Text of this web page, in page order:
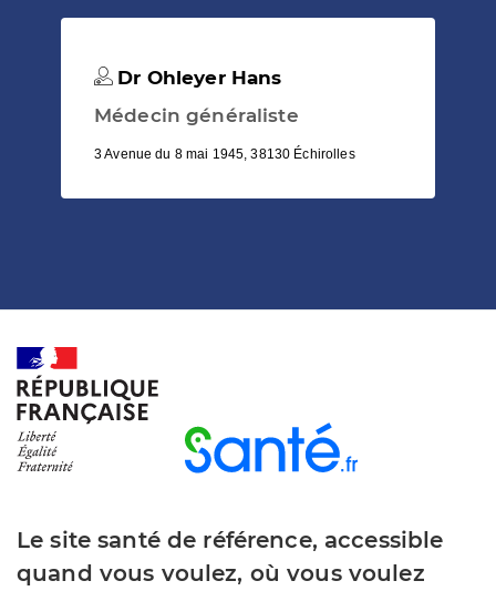
Dr Ohleyer Hans
Médecin généraliste
3 Avenue du 8 mai 1945, 38130 Échirolles
Le site santé de référence, accessible
quand vous voulez, où vous voulez